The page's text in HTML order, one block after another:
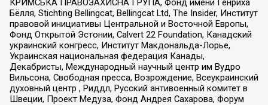
КРИМСЬКА ПРАВОЗАХИСНА ГРУПА, Фонд имени Генриха
Бёлля, Stichting Bellingcat, Bellingcat Ltd, The Insider, Институт
правовой инициативы Центральной и Восточной Европы,
Фонд Открытой Эстонии, Calvert 22 Foundation, Канадский
украинский конгресс, Институт Макдональда-Лорье,
Украинская национальная федерация Канады,
Декабристы, Международный научный центр им Вудро
Вильсона, Свободная пресса, Возрождение, Всеукраинский
духовный центр , Риддл, Русский антивоенный комитет в
Швеции, Проект Медуза, Фонд Андрея Сахарова, Форум